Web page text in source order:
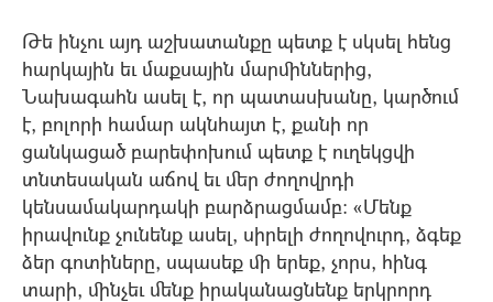
Թե ինչու այդ աշխատանքը պետք է սկսել հենց
հարկային եւ մաքսային մարմիններից,
Նախագահն ասել է, որ պատասխանը, կարծում
է, բոլորի համար ակնհայտ է, քանի որ
ցանկացած բարեփոխում պետք է ուղեկցվի
տնտեսական աճով եւ մեր ժողովրդի
կենսամակարդակի բարձրացմամբ: «Մենք
իրավունք չունենք ասել, սիրելի ժողովուրդ, ձգեք
ձեր գոտիները, սպասեք մի երեք, չորս, հինգ
տարի, մինչեւ մենք իրականացնենք երկրորդ